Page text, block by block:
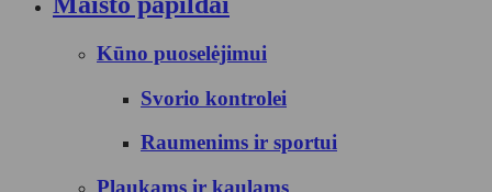
Kūno puoselėjimui
Svorio kontrolei
Raumenims ir sportui
Plaukams ir kaulams